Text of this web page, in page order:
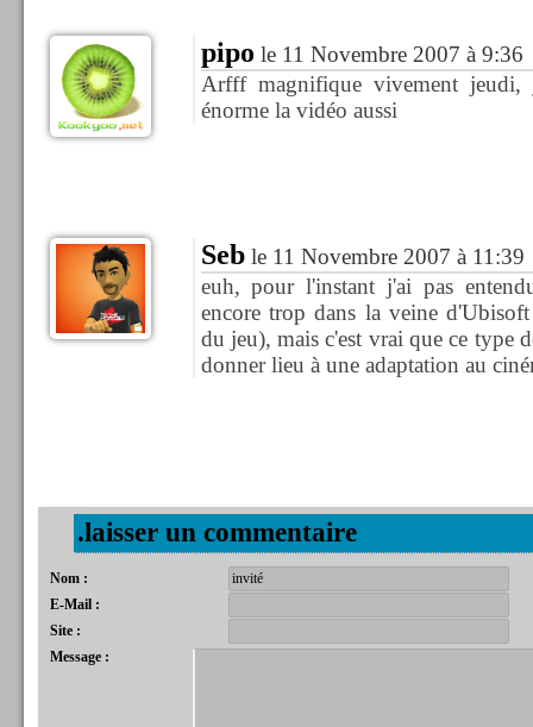
pipo le 11 Novembre 2007 à 9:36
Arfff magnifique vivement
énorme la vidéo aussi
Seble 11 Novembre 2007 à 11:39
euh, pour l'instant j'ai pas
encore trop dans la veine
du jeu), mais c'est vrai que ce type
donner lieu à une adaptation au
.laisser un commentaire
Nom :
E-Mail :
Site :
Message :